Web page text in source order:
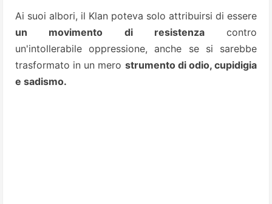
Ai suoi albori, il Klan poteva solo attribuirsi di essere
un movimento di resistenzacontro
un'intollerabile oppressione, anche se si sarebbe
trasformato in un mero strumento di odio, cupidigia
e sadismo.